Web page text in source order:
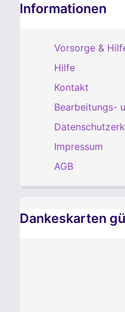
Informationen
Vorsorge &
Hilfe
Kontakt
Bearbeitungs-
Impressum
AGB
Dankeskarten